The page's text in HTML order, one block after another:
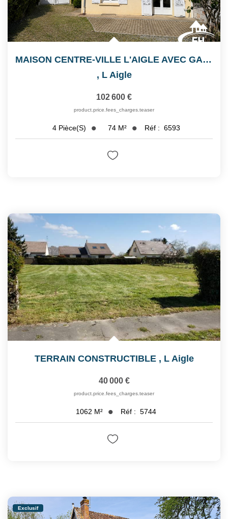
MAISON CENTRE-VILLE L'AIGLE AVEC GARAGE ET JARDIN
, L Aigle
102 600 €
product.price.fees_charges.teaser
4 Pièce(s) 74 M² Réf : 6593
TERRAIN CONSTRUCTIBLE , L Aigle
40 000 €
product.price.fees_charges.teaser
1062 M² Réf : 5744
Exclusif